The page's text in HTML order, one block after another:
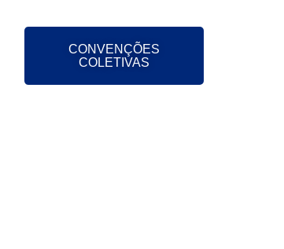
CONVENÇÕES
COLETIVAS